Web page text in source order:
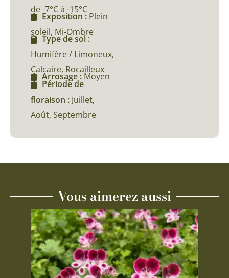
de -7°C à -15°C
Exposition : Plein
soleil, Mi-Ombre
Type de sol :
Humifère / Limoneux,
Calcaire, Rocailleux
Arrosage : Moyen
Période de
floraison : Juillet,
Août, Septembre
Vous aimerez aussi